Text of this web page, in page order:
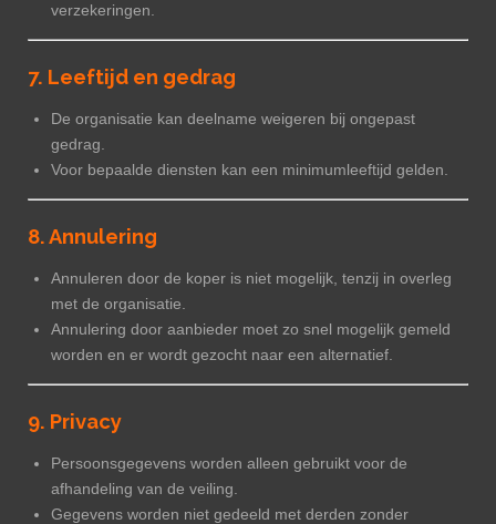
verzekeringen.
7. Leeftijd en gedrag
De organisatie kan deelname weigeren bij ongepast
gedrag.
Voor bepaalde diensten kan een minimumleeftijd gelden.
8. Annulering
Annuleren door de koper is niet mogelijk, tenzij in overleg
met de organisatie.
Annulering door aanbieder moet zo snel mogelijk gemeld
worden en er wordt gezocht naar een alternatief.
9. Privacy
Persoonsgegevens worden alleen gebruikt voor de
afhandeling van de veiling.
Gegevens worden niet gedeeld met derden zonder